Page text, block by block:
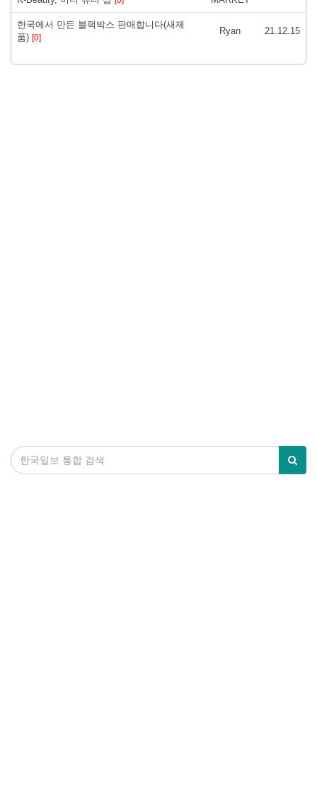
한국에서 만든 블랙박스 판매합니다(새제
품) [0]
Ryan 21.12.15